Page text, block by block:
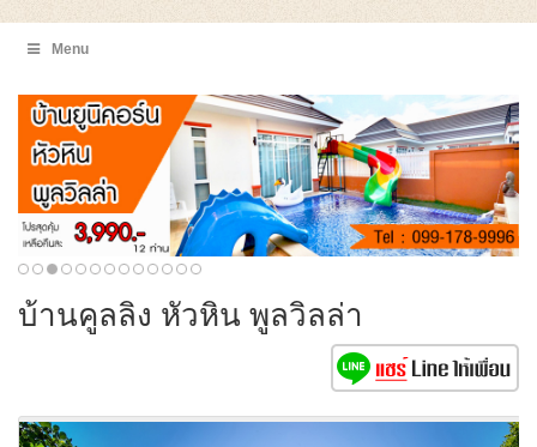
Menu
บ้านคูลลิ่ง หัวหิน พูลวิลล่า